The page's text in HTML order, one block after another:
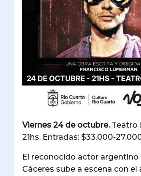
Viernes 24 de octubre.Teatro
21hs. Entradas: $33.000-
El reconocido actor argentino
Cáceres sube a escena con el